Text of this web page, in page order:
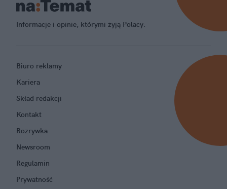
Informacje i opinie, którymi żyją Polacy.
Biuro reklamy
Kariera
Skład redakcji
Kontakt
Rozrywka
Newsroom
Regulamin
Prywatność